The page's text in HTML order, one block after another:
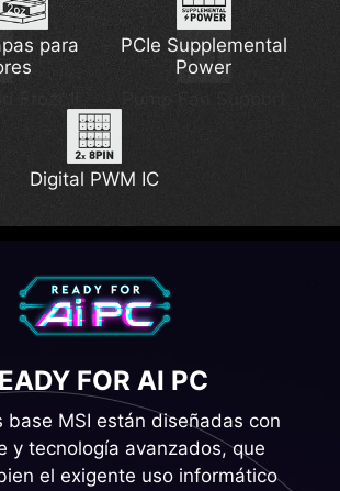
para
PCIe Supplemental
Power
Digital PWM IC
Fi 7 DDR5 Support
Lightning Gen 5
Frozr II
FOR AI PC
base MSI están diseñadas con
y tecnología avanzados, que
el exigente uso informático